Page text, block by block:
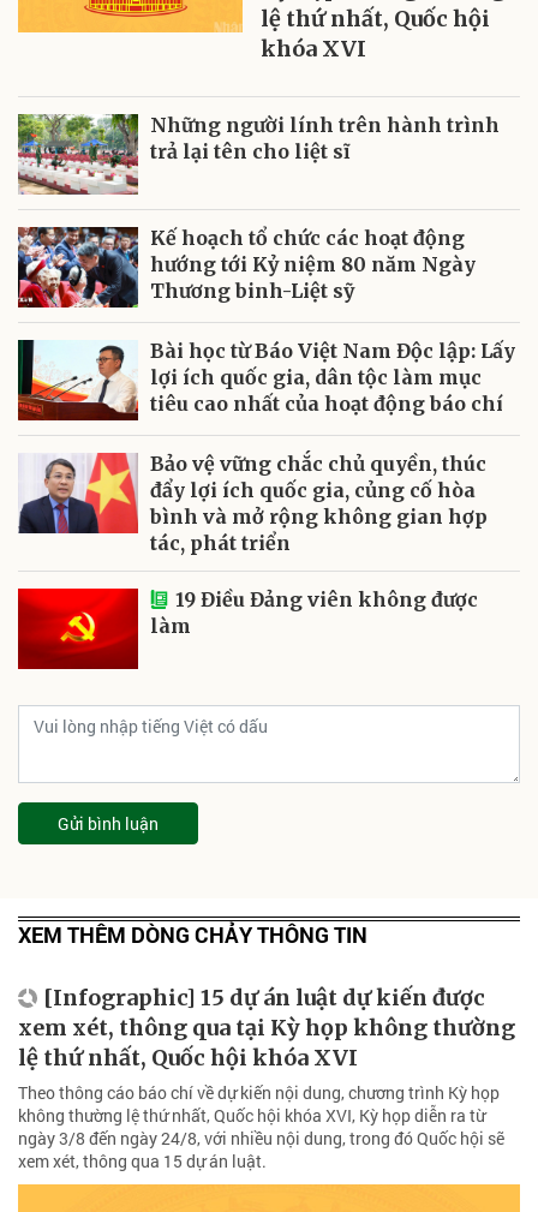
lệ thứ nhất, Quốc hội
khóa XVI
Những người lính trên hành trình
trả lại tên cho liệt sĩ
Kế hoạch tổ chức các hoạt động
hướng tới Kỷ niệm 80 năm Ngày
Thương binh-Liệt sỹ
Bài học từ Báo Việt Nam Độc lập: Lấy
lợi ích quốc gia, dân tộc làm mục
tiêu cao nhất của hoạt động báo chí
Bảo vệ vững chắc chủ quyền, thúc
đẩy lợi ích quốc gia, củng cố hòa
bình và mở rộng không gian hợp
tác, phát triển
19 Điều Đảng viên không được
làm
Gửi bình luận
XEM THÊM DÒNG CHẢY THÔNG TIN
[Infographic] 15 dự án luật dự kiến được
xem xét, thông qua tại Kỳ họp không thường
lệ thứ nhất, Quốc hội khóa XVI
Theo thông cáo báo chí về dự kiến nội dung, chương trình Kỳ họp
không thường lệ thứ nhất, Quốc hội khóa XVI, Kỳ họp diễn ra từ
ngày 3/8 đến ngày 24/8, với nhiều nội dung, trong đó Quốc hội sẽ
xem xét, thông qua 15 dự án luật.